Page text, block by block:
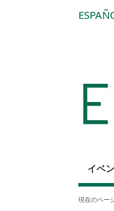
イベ
現在のペー